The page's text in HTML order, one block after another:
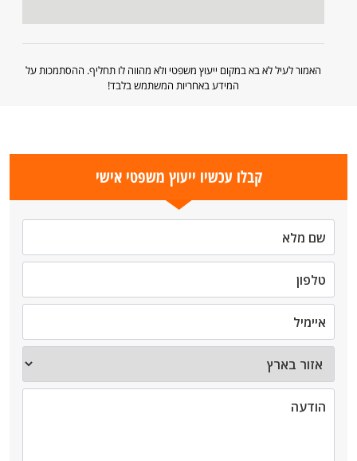
האמור לעיל לא בא במקום ייעוץ משפטי ולא מהווה לו תחליף. ההסתמכות על
המידע באחריות המשתמש בלבד!
קבלו עכשיו ייעוץ משפטי אישי